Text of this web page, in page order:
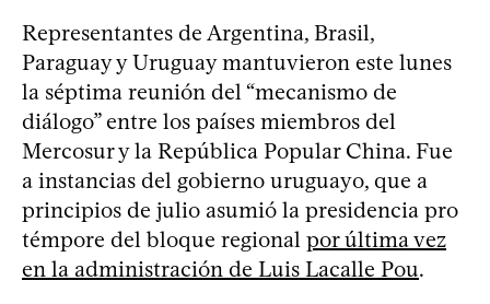
Representantes de Argentina, Brasil,
Paraguay y Uruguay mantuvieron este lunes
la séptima reunión del “mecanismo de
diálogo” entre los países miembros del
Mercosur y la República Popular China. Fue
a instancias del gobierno uruguayo, que a
principios de julio asumió la presidencia pro
témpore del bloque regional por última vez
en la administración de Luis Lacalle Pou.